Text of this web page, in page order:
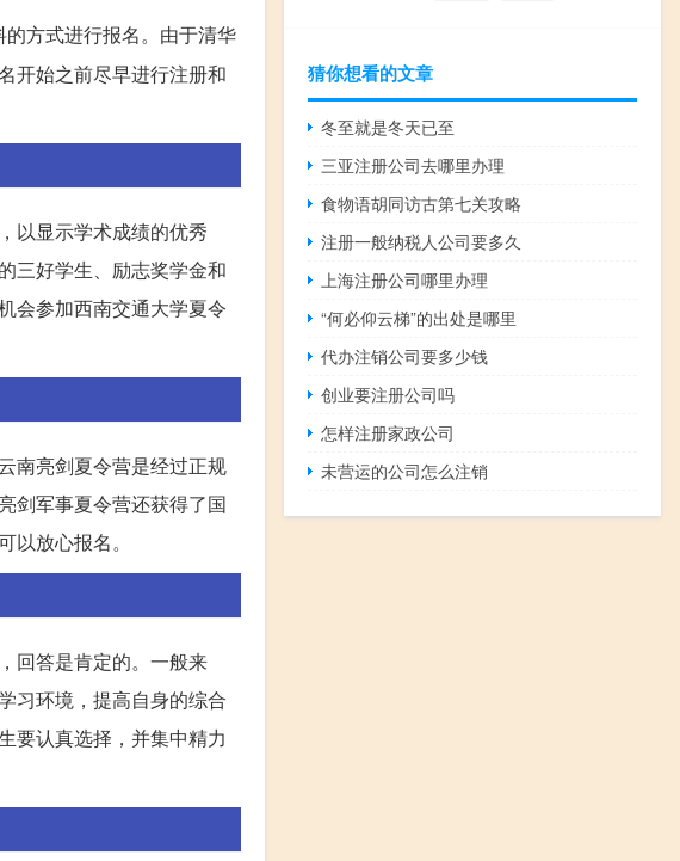
方式进行报名。由于清华
开始之前尽早进行注册和
以显示学术成绩的优秀
三好学生、励志奖学金和
会参加西南交通大学夏令
南亮剑夏令营是经过正规
剑军事夏令营还获得了国
放心报名。
回答是肯定的。一般来
习环境，提高自身的综合
要认真选择，并集中精力
猜你想看的文章
冬至就是冬天已至
三亚注册公司去哪里办理
食物语胡同访古第七关攻略
注册一般纳税人公司要多久
上海注册公司哪里办理
“何必仰云梯”的出处是哪里
代办注销公司要多少钱
创业要注册公司吗
怎样注册家政公司
未营运的公司怎么注销